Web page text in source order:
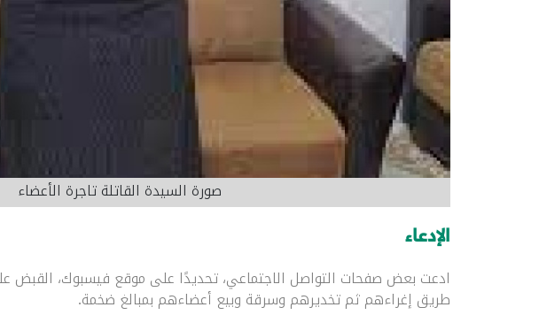
صورة السيدة القاتلة تاجرة الأعضاء
الإدعاء
ادعت بعض صفحات التواصل الاجتماعي، تحديدًا على موقع فيسبوك، القبض
طريق إغراءهم ثم تخديرهم وسرقة وبيع أعضاءهم بمبالغ ضخمة.